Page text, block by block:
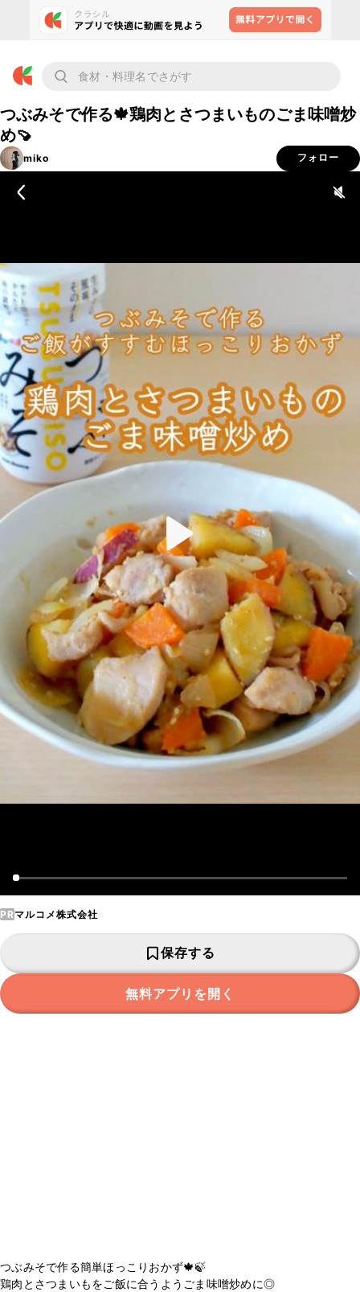
つぶみそで作る🍁鶏肉とさつまいものごま味噌炒
め🍠
miko フォロー
PRマルコメ株式会社
保存する
無料アプリを開く
つぶみそで作る簡単ほっこりおかず🍁🍃
鶏肉とさつまいもをご飯に合うようごま味噌炒めに◎